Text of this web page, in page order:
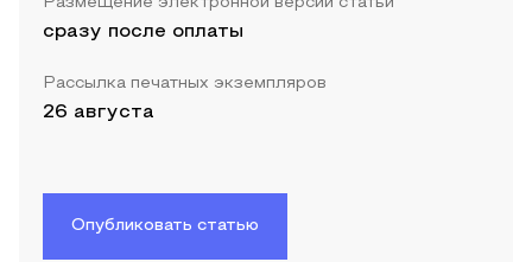
сразу после оплаты
Рассылка печатных экземпляров
26 августа
Опубликовать статью